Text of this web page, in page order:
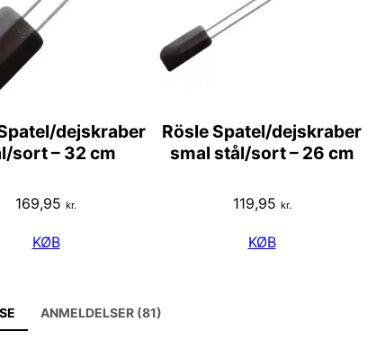
dejskraber
sort – 32 cm
169,95 kr.
KØB
Rösle Spatel/dejskraber
smal stål/sort – 26 cm
119,95 kr.
KØB
ANMELDELSER (81)